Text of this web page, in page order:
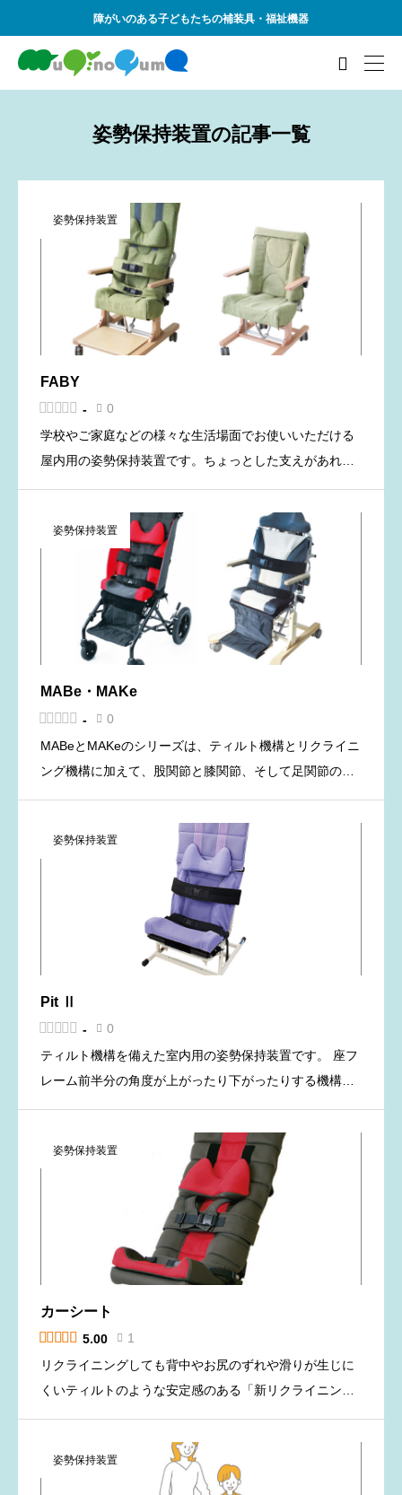
障がいのある子どもたちの補装具・福祉機器

姿勢保持装置の記事一覧
姿勢保持装置
FABY
   -  0
学校やご家庭などの様々な生活場面でお使いいただける
屋内用の姿勢保持装置です。ちょっとした支えがあれば
自分の力で頑張って座ることができるお子さんから、自
力での座位が不安定な成人や高齢者までを対象としてい
ます。 背もたれと座 […]
姿勢保持装置
MABe・MAKe
   -  0
MABeとMAKeのシリーズは、ティルト機構とリクライニ
ング機構に加えて、股関節と膝関節、そして足関節の角
車椅子〈MABe〉と室内用の姿勢保持装置〈MAKe〉で
す。 背と […]
姿勢保持装置
Pit Ⅱ
   -  0
ティルト機構を備えた室内用の姿勢保持装置です。 座フ
レーム前半分の角度が上がったり下がったりする機構に
できます。背もたれの肩のあたりにも角度調整機構があ
るので、頭（顔）の […]
姿勢保持装置
カーシート
 5.00  1
リクライニングしても背中やお尻のずれや滑りが生じに
くいティルトのような安定感のある「新リクライニング
構造」に基づいた背座フレームを採用した車載用の姿勢
保持装置です。 車のシートを倒すと、カーシートのフレ
ームは背もたれと座 […]
姿勢保持装置